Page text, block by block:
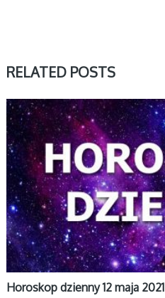
RELATED POSTS
DZIENNY
Horoskop dzienny 12 maja 2021